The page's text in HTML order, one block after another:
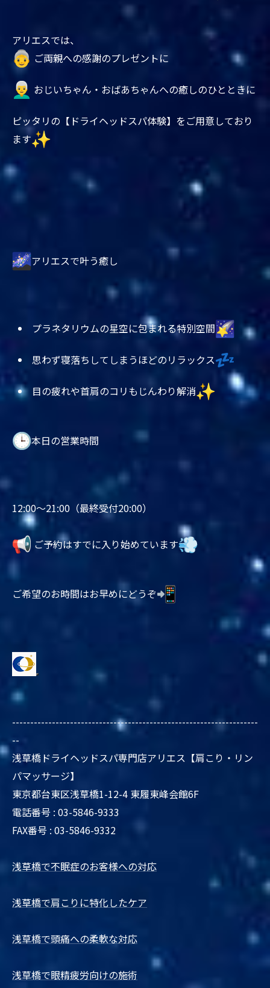
アリエスでは、
ご両親への感謝のプレゼントに
おじいちゃん・おばあちゃんへの癒しのひとときに
ピッタリの【ドライヘッドスパ体験】をご用意しており
ます
アリエスで叶う癒し
プラネタリウムの星空に包まれる特別空間
思わず寝落ちしてしまうほどのリラックス
目の疲れや首肩のコリもじんわり解消
本日の営業時間
12:00〜21:00（最終受付20:00）
ご予約はすでに入り始めています
ご希望のお時間はお早めにどうぞ
--------------------------------------------------------------------
--
浅草橋ドライヘッドスパ専門店アリエス【肩こり・リン
パマッサージ】
東京都台東区浅草橋1-12-4 東履東峰会館6F
電話番号 : 03-5846-9333
FAX番号 : 03-5846-9332
浅草橋で不眠症のお客様への対応
浅草橋で肩こりに特化したケア
浅草橋で頭痛への柔軟な対応
浅草橋で眼精疲労向けの施術